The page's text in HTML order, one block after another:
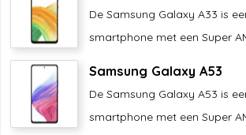
De Samsung Galaxy A33 is
smartphone met een Super
Samsung Galaxy A53
De Samsung Galaxy A53 is
smartphone met een Super